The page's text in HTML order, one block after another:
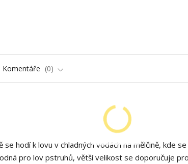
Komentáře 0
hodí k lovu v chladných vodách na mělčině, kde
pro lov pstruhů, větší velikost se doporučuje